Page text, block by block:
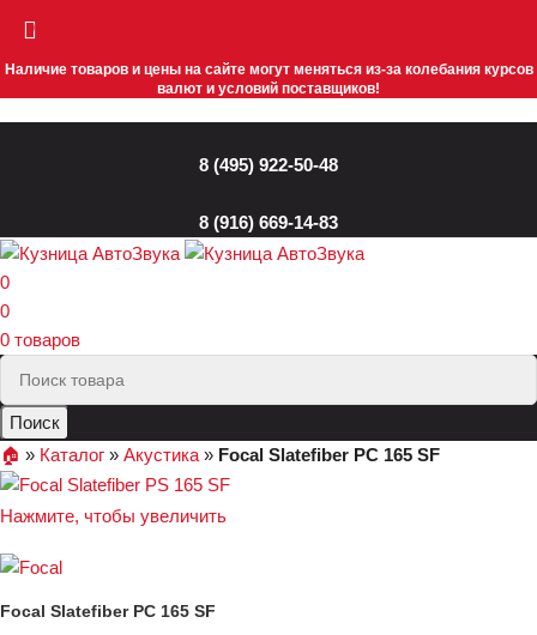
Skip to navigation
Наличие товаров и цены на сайте могут меняться из-за колебания курсов
валют и условий поставщиков!
8 (495) 922-50-48
8 (916) 669-14-83
0
0
0 товаров
Поиск
🏠︎ » Каталог » Акустика » Focal Slatefiber PC 165 SF
Нажмите, чтобы увеличить
Focal Slatefiber PC 165 SF